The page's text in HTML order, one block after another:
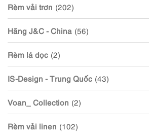
Rèm vải trơn (202)
Hãng J&C - China (56)
Rèm lá dọc (2)
IS-Design - Trung Quốc (43)
Voan_ Collection (2)
Rèm vải linen (102)